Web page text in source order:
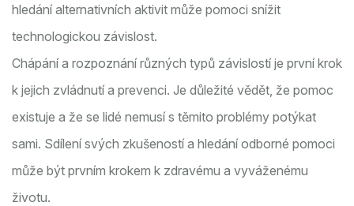
hledání alternativních aktivit může pomoci snížit
technologickou závislost.
Chápání a rozpoznání různých typů závislostí je první krok
k jejich zvládnutí a prevenci. Je důležité vědět, že pomoc
existuje a že se lidé nemusí s těmito problémy potýkat
sami. Sdílení svých zkušeností a hledání odborné pomoci
může být prvním krokem k zdravému a vyváženému
životu.